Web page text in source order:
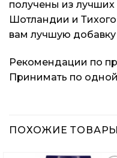
получены из
Шотландии и
вам лучшую
Рекомендации по
Принимать по одной
ПОХОЖИЕ ТОВАРЫ